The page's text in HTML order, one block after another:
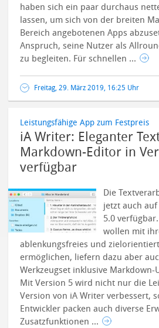
haben sich ein paar durchaus
lassen, um sich von der breiten
Bereich angebotenen Apps
Anspruch, seine Nutzer als
zu begleiten. Für schnellen ...
Freitag, 29. März 2019, 16:25 Uhr
Leistungsfähige App zum Festpreis
iA Writer: Eleganter
Markdown-Editor in
verfügbar
Die
jetzt auch
5.0
wollen mit
ablenkungsfreies und
ermöglichen, liefern dazu aber
Werkzeugset inklusive
Mit Version 5 wird nicht nur die
Version von iA Writer verbessert,
Entwickler packen auch diverse
Zusatzfunktionen ...